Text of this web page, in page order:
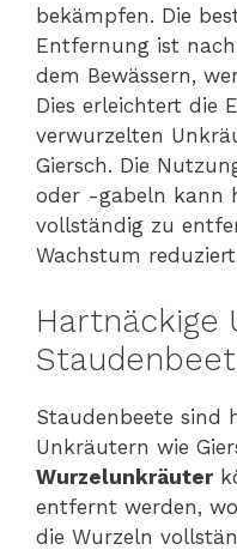
bekämpfen. Die
Entfernung ist
dem Bewässern,
Dies erleichtert die
verwurzelten
Giersch. Die
oder -gabeln kann
vollständig zu
Wachstum
Hartnäckige
Staudenbeet
Staudenbeete sind
Unkräutern wie
Wurzelunkräuter
entfernt werden,
die Wurzeln